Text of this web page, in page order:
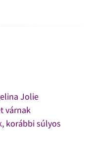
Jolie
várnak
korábbi súlyos